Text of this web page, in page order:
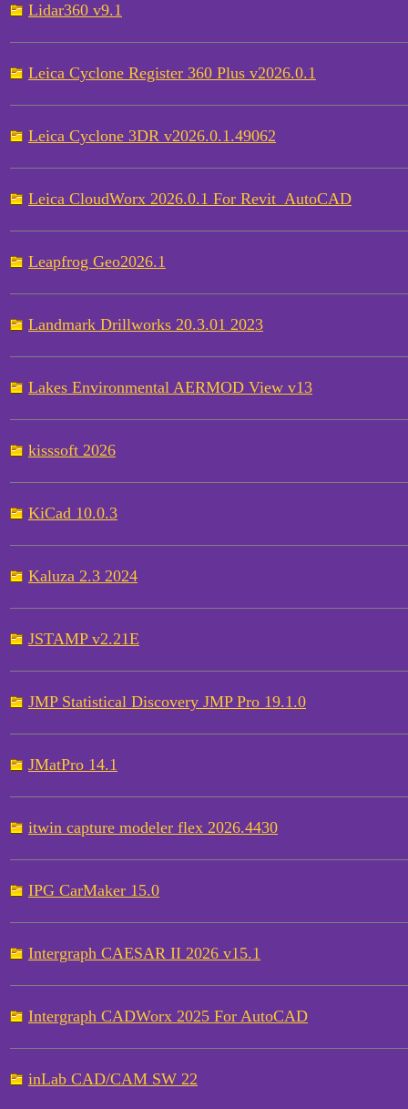
Lidar360 v9.1
Leica Cyclone Register 360 Plus v2026.0.1
Leica Cyclone 3DR v2026.0.1.49062
Leica CloudWorx 2026.0.1 For Revit_AutoCAD
Leapfrog Geo2026.1
Landmark Drillworks 20.3.01 2023
Lakes Environmental AERMOD View v13
kisssoft 2026
KiCad 10.0.3
Kaluza 2.3 2024
JSTAMP v2.21E
JMP Statistical Discovery JMP Pro 19.1.0
JMatPro 14.1
itwin capture modeler flex 2026.4430
IPG CarMaker 15.0
Intergraph CAESAR II 2026 v15.1
Intergraph CADWorx 2025 For AutoCAD
inLab CAD/CAM SW 22